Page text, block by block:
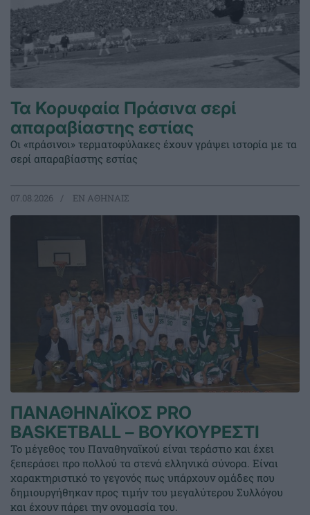
Τα Κορυφαία Πράσινα σερί
απαραβίαστης εστίας
Οι «πράσινοι» τερματοφύλακες έχουν γράψει ιστορία με τα
σερί απαραβίαστης εστίας
07.08.2026 EΝ ΑΘΗΝΑΙΣ
ΠΑΝΑΘΗΝΑΪΚΟΣ PRO
BASKETBALL – ΒΟΥΚΟΥΡΕΣΤΙ
Το μέγεθος του Παναθηναϊκού είναι τεράστιο και έχει
ξεπεράσει προ πολλού τα στενά ελληνικά σύνορα. Είναι
χαρακτηριστικό το γεγονός πως υπάρχουν ομάδες που
δημιουργήθηκαν προς τιμήν του μεγαλύτερου Συλλόγου
και έχουν πάρει την ονομασία του.